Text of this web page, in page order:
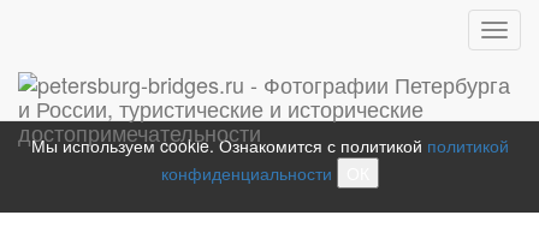
Мы используем cookie. Ознакомится с политикой политикой
конфиденциальности